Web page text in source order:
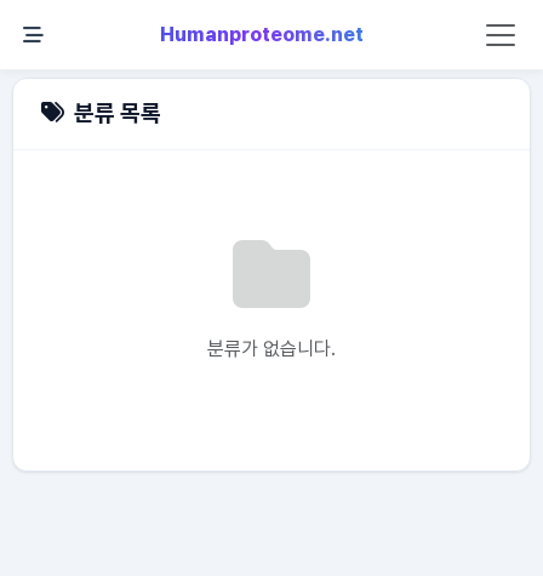
Humanproteome.net
분류 목록
분류가 없습니다.